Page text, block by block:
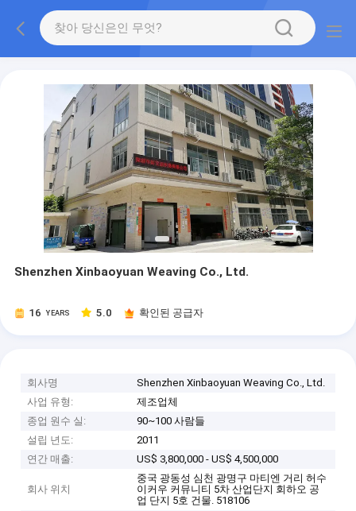
Shenzhen Xinbaoyuan Weaving Co., Ltd.
16 YEARS 5.0 확인된 공급자
회사명
Shenzhen Xinbaoyuan Weaving Co., Ltd.
사업 유형:
제조업체
종업 원수 실:
90~100 사람들
설립 년도:
2011
연간 매출:
US$ 3,800,000 - US$ 4,500,000
회사 위치
중국 광동성 심천 광명구 마티엔 거리 허수
이커우 커뮤니티 5차 산업단지 회하오 공
업 단지 5호 건물. 518106